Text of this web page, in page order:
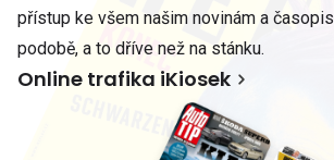
přístup ke všem našim novinám a
podobě, a to dříve než na stánku.
Online trafika iKiosek